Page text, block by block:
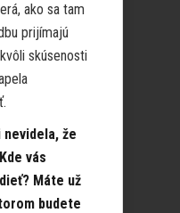
ako sa tam
prijímajú
skúsenosti
že
vás
Máte už
budete